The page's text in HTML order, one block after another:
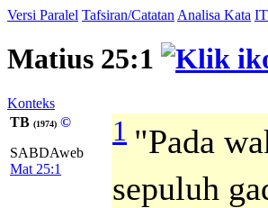
Versi Paralel Tafsiran/Catatan Analisa Kata
Matius 25:1
Konteks
TB (1974) ©
SABDAweb
Mat 25:1
1 "Pada
sepuluh